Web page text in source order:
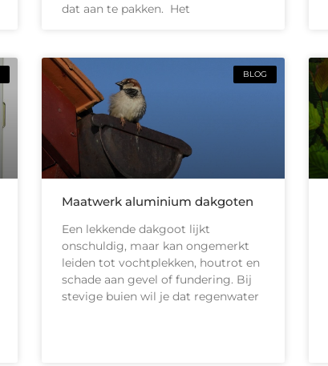
dat aan te pakken. Het
BLOG
Maatwerk aluminium dakgoten
Een lekkende dakgoot lijkt
onschuldig, maar kan ongemerkt
leiden tot vochtplekken, houtrot en
schade aan gevel of fundering. Bij
stevige buien wil je dat regenwater